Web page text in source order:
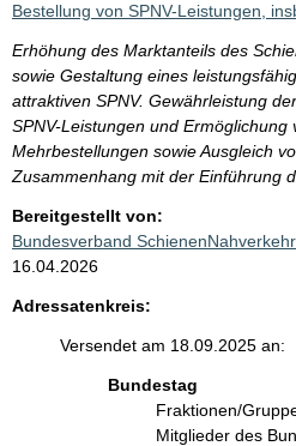
Bestellung von SPNV-Leistungen,
Erhöhung des Marktanteils des
sowie Gestaltung eines
attraktiven SPNV. Gewährleistung
SPNV-Leistungen und Ermöglichung
Mehrbestellungen sowie Ausgleich
Zusammenhang mit der Einführung
Bereitgestellt von:
Bundesverband
16.04.2026
Adressatenkreis:
Versendet am 18.09.2025 an:
Bundestag
Fraktionen/
Mitglieder des